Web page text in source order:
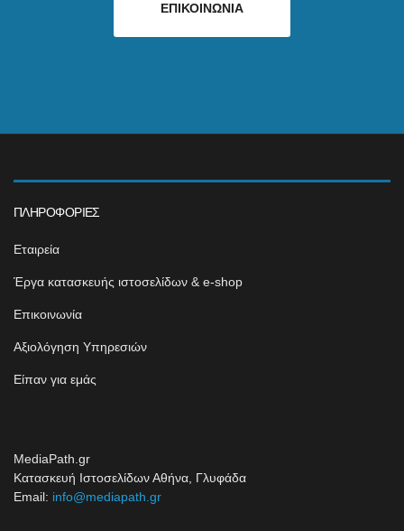
ΕΠΙΚΟΙΝΩΝΙΑ
ΠΛΗΡΟΦΟΡΊΕΣ
Εταιρεία
Έργα κατασκευής ιστοσελίδων & e-shop
Επικοινωνία
Αξιολόγηση Υπηρεσιών
Είπαν για εμάς
MediaPath.gr
Κατασκευή Ιστοσελίδων Αθήνα, Γλυφάδα
Email: info@mediapath.gr